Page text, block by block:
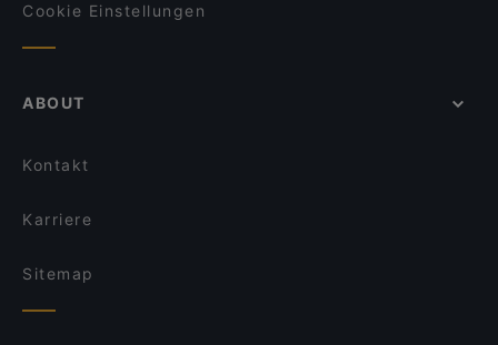
Cookie Einstellungen
ABOUT
Kontakt
Karriere
Sitemap